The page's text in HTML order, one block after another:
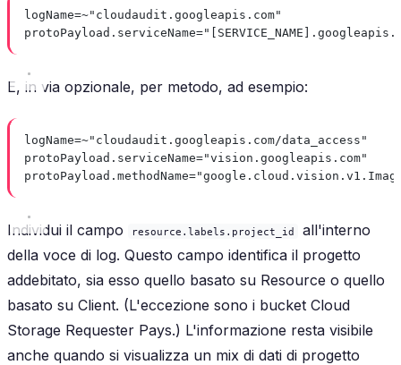
logName=~"cloudaudit.googleapis.com"
E, in via opzionale, per metodo, ad esempio:
logName=~"cloudaudit.googleapis.com/data_access"
protoPayload.serviceName="vision.googleapis.com"
Individui il campo resource.labels.project_id
all'interno
della voce di log. Questo campo identifica il progetto
addebitato, sia esso quello basato su Resource o quello
basato su Client. (L'eccezione sono i bucket Cloud
Storage Requester Pays.) L'informazione resta visibile
anche quando si visualizza un mix di dati di progetto